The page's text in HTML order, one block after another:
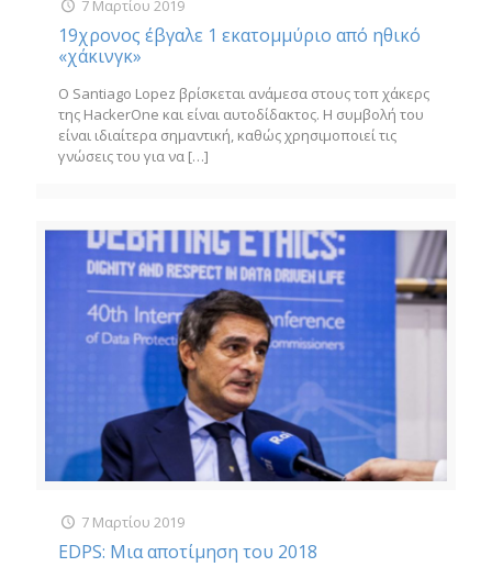
7 Μαρτίου 2019
19χρονος έβγαλε 1 εκατομμύριο από ηθικό
«χάκινγκ»
Ο Santiago Lopez βρίσκεται ανάμεσα στους τοπ χάκερς
της HackerOne και είναι αυτοδίδακτος. Η συμβολή του
είναι ιδιαίτερα σημαντική, καθώς χρησιμοποιεί τις
γνώσεις του για να […]
7 Μαρτίου 2019
EDPS: Μια αποτίμηση του 2018